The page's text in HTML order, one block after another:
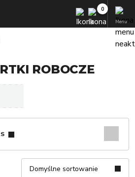
Menu
ROBOCZE
Domyślne sortowanie